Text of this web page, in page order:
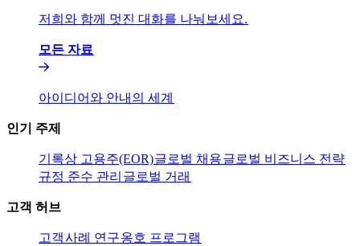
저희와 함께 멋진 대화를 나눠보세요.​​
모든 자료​​
아이디어와 안내의 세계​​
인기 주제​​
기록상 고용주(EOR)​​글로벌 채용​​글로벌 비즈니스 전략​​
규정 준수 관리​​ 글로벌 거래​​
고객 허브​​
고객​​사례 연구​​옹호 프로그램​​